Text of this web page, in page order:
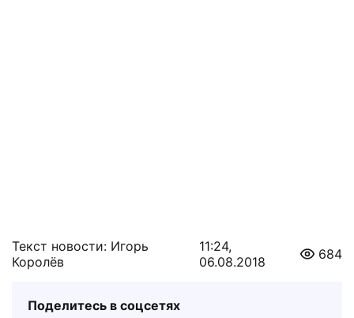
Текст новости: Игорь
Королёв
11:24,
06.08.2018
684
Поделитесь в соцсетях